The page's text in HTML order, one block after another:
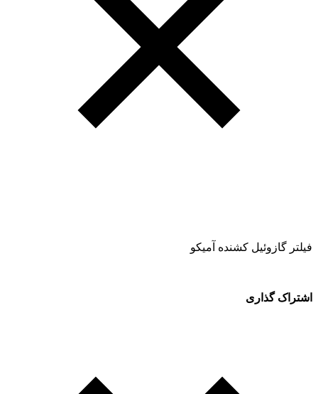
فیلتر گازوئیل کشنده آمیکو
اشتراک گذاری